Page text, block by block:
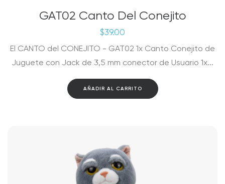
GAT02 Canto Del Conejito
$39.00
El CANTO del CONEJITO - GAT02 1x Canto Conejito de
Juguete con Jack de 3,5 mm conector de Usuario 1x...
AÑADIR AL CARRITO